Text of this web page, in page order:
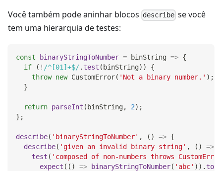
Você também pode aninhar blocos describe se você
tem uma hierarquia de testes:
const binaryStringToNumber = binString => {
if
( ! /^[01]+$/. test ( binString) )
{
throw new CustomError( 'Not a binary number.' ) ;
}
return parseInt ( binString, 2) ;
} ;
describe( 'binaryStringToNumber' , ( ) => {
describe( 'given an invalid binary string' , ( ) =>
test ( 'composed of non-numbers throws
expect ( ( ) => binaryStringToNumber( 'abc' ) ) .